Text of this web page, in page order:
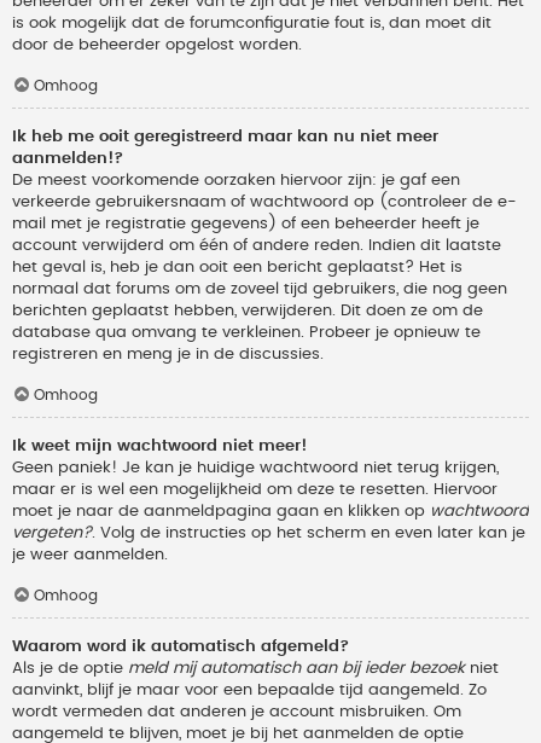
is ook mogelijk dat de forumconfiguratie fout is, dan moet dit
door de beheerder opgelost worden.
Omhoog
Ik heb me ooit geregistreerd maar kan nu niet meer
aanmelden!?
De meest voorkomende oorzaken hiervoor zijn: je gaf een
verkeerde gebruikersnaam of wachtwoord op (controleer de e-
mail met je registratie gegevens) of een beheerder heeft je
account verwijderd om één of andere reden. Indien dit laatste
het geval is, heb je dan ooit een bericht geplaatst? Het is
normaal dat forums om de zoveel tijd gebruikers, die nog geen
berichten geplaatst hebben, verwijderen. Dit doen ze om de
database qua omvang te verkleinen. Probeer je opnieuw te
registreren en meng je in de discussies.
Omhoog
Ik weet mijn wachtwoord niet meer!
Geen paniek! Je kan je huidige wachtwoord niet terug krijgen,
maar er is wel een mogelijkheid om deze te resetten. Hiervoor
moet je naar de aanmeldpagina gaan en klikken op wachtwoord
vergeten?. Volg de instructies op het scherm en even later kan je
je weer aanmelden.
Omhoog
Waarom word ik automatisch afgemeld?
Als je de optie meld mij automatisch aan bij ieder bezoekniet
aanvinkt, blijf je maar voor een bepaalde tijd aangemeld. Zo
wordt vermeden dat anderen je account misbruiken. Om
aangemeld te blijven, moet je bij het aanmelden de optie